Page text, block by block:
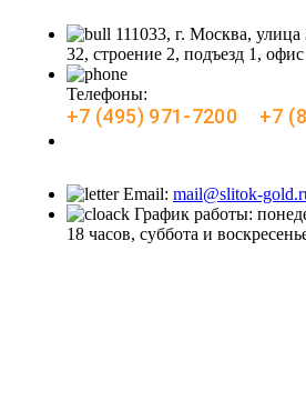
111033, г. Москва,
32, строение 2, подъезд 1,
Телефоны:
+7 (495) 971-7200 +7
Email: mail@slitok-
График работы:
18 часов, суббота и